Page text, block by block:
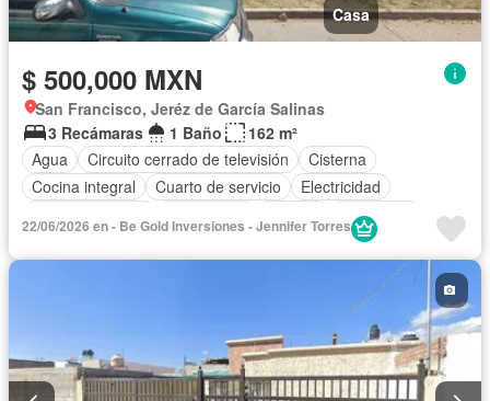
Casa
$ 500,000 MXN
San Francisco, Jeréz de García Salinas
3 Recámaras
1 Baño
162 m²
Agua
Circuito cerrado de televisión
Cisterna
Cocina integral
Cuarto de servicio
Electricidad
Seguridad
22/06/2026 en - Be Gold Inversiones - Jennifer Torres